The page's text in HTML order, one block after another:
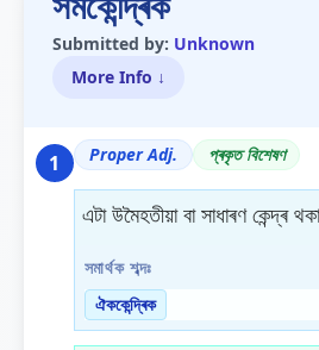
Submitted by: Unknown
More Info ↓
1 Proper Adj. প্ৰকৃত বিশেষণ
এটা উমৈহতীয়া বা সাধাৰণ কেন্দ্ৰ
সমাৰ্থক শব্দঃ
ঐককেন্দ্ৰিক